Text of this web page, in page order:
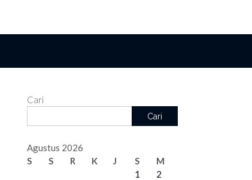
Cari
Cari
Agustus 2026
S
S R K J S
M
1
2